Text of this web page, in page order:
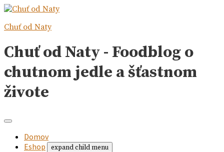
Chuť od Naty
Chuť od Naty - Foodblog o
chutnom jedle a šťastnom
živote
Domov
Eshop
expand child menu